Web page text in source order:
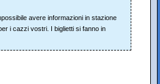
avere informazioni in stazione
i cazzi vostri. I biglietti si fanno in